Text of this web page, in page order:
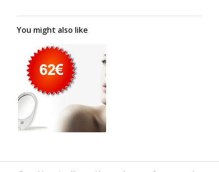
You might also like